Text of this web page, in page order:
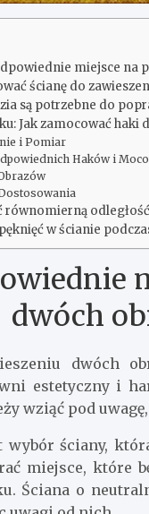
miejsce na
ścianę do
są potrzebne do
Jak zamocować haki
i Pomiar
Haków i
równomierną
w ścianie
dwóch
dwóch
estetyczny i
wziąć pod
ściany,
miejsce, które
Ściana o